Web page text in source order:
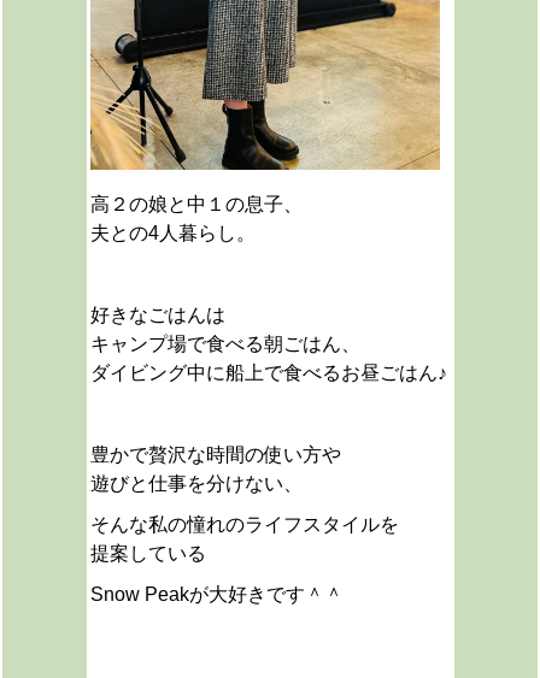
高２の娘と中１の息子、
夫との4人暮らし。
好きなごはんは
キャンプ場で食べる朝ごはん、
ダイビング中に船上で食べるお昼ごはん♪
豊かで贅沢な時間の使い方や
遊びと仕事を分けない、
そんな私の憧れのライフスタイルを
提案している
Snow Peakが大好きです＾＾